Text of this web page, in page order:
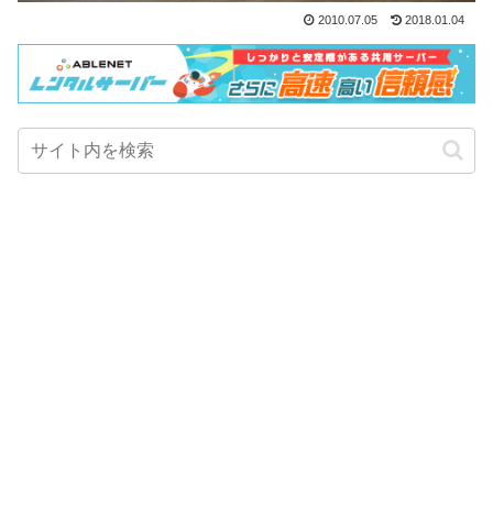
2010.07.05 2018.01.04